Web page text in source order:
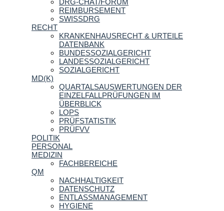
DRG-CHAT/FORUM
REIMBURSEMENT
SWISSDRG
RECHT
KRANKENHAUSRECHT & URTEILE
DATENBANK
BUNDESSOZIALGERICHT
LANDESSOZIALGERICHT
SOZIALGERICHT
MD(K)
QUARTALSAUSWERTUNGEN DER
EINZELFALLPRÜFUNGEN IM
ÜBERBLICK
LOPS
PRÜFSTATISTIK
PRÜFVV
POLITIK
PERSONAL
MEDIZIN
FACHBEREICHE
QM
NACHHALTIGKEIT
DATENSCHUTZ
ENTLASSMANAGEMENT
HYGIENE